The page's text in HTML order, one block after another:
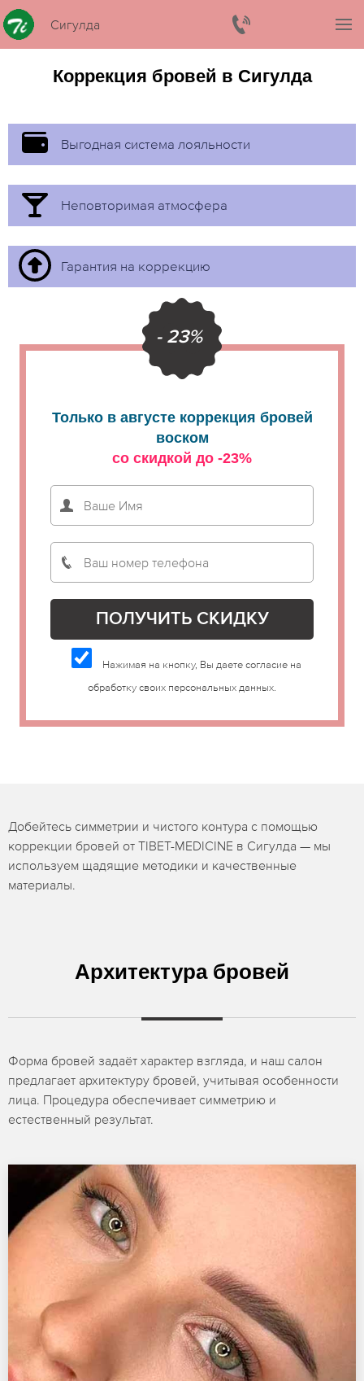
Сигулда
Коррекция бровей в Сигулда
Выгодная система лояльности
Неповторимая атмосфера
Гарантия на коррекцию
- 23%
Только в августе коррекция бровей
воском
со скидкой до -23%
Нажимая на кнопку, Вы даете согласие на
обработку своих персональных данных.
Добейтесь симметрии и чистого контура с помощью
коррекции бровей от TIBET-MEDICINE в Сигулда — мы
используем щадящие методики и качественные
материалы.
Архитектура бровей
Форма бровей задаёт характер взгляда, и наш салон
предлагает архитектуру бровей, учитывая особенности
лица. Процедура обеспечивает симметрию и
естественный результат.